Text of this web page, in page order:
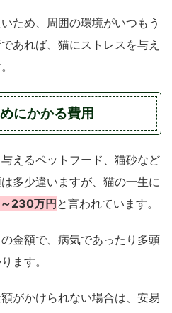
ため、周囲の環境がいつもう
あれば、猫にストレスを与え
にかかる費用
えるペットフード、猫砂など
多少違いますが、猫の一生に
230万円 と言われています。
金額で、病気であったり多頭
ます。
がかけられない場合は、安易